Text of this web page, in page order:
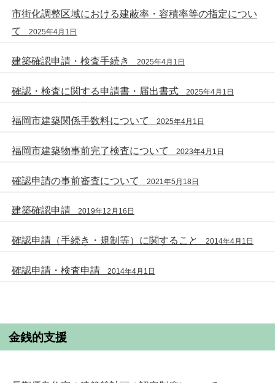
市街化調整区域における建蔽率・容積率等の指定につい
て
2025年4月1日
建築確認申請・検査手続き 2025年4月1日
確認・検査に関する申請書・届出書式 2025年4月1日
福岡市建築関係手数料について 2025年4月1日
福岡市建築物事前完了検査について 2023年4月1日
確認申請の事前審査について 2021年5月18日
建築確認申請 2019年12月16日
確認申請（手続き・規制等）に関すること 2014年4月1日
確認申請・検査申請 2014年4月1日
金銭的支援